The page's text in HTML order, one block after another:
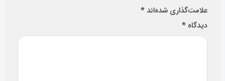
علامت‌گذاری شده‌اند*
دیدگاه *